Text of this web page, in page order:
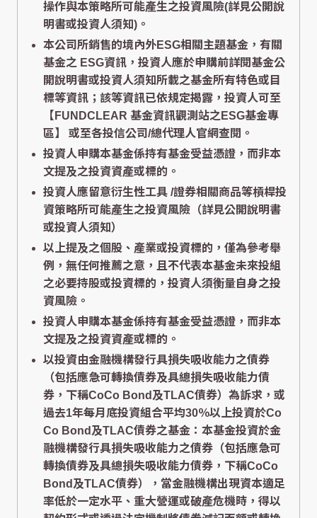
操作與本策略所可能產生之投資風險(詳見公開說
明書或投資人須知)。
本公司所銷售的境內外ESG相關主題基金，有關
基金之 ESG資訊，投資人應於申購前詳閱基金公
開說明書或投資人須知所載之基金所有特色或目
標等資訊；該等資訊已依規定揭露，投資人可至
【FUNDCLEAR 基金資訊觀測站之ESG基金專
區】
或至各投信公司/總代理人官網查閱。
投資人申購本基金係持有基金受益憑證，而非本
文提及之投資資產或標的。
投資人應留意衍生性工具 /證券相關商品等槓桿投
資策略所可能產生之投資風險（詳見公開說明書
或投資人須知）
以上提及之個股、產業或投資標的，僅為參考舉
例，無任何推薦之意，且不代表本基金未來投組
之必要持股或投資標的，投資人須衡量自身之投
資風險。
投資人申購本基金係持有基金受益憑證，而非本
文提及之投資資產或標的。
以投資由金融機構發行具損失吸收能力之債券
（包括應急可轉換債券及具總損失吸收能力債
券，下稱CoCo Bond及TLAC債券）為訴求，或
過去1年每月底投資組合平均30％以上投資於Co
Co Bond及TLAC債券之基金：本基金投資於金
融機構發行具損失吸收能力之債券（包括應急可
轉換債券及具總損失吸收能力債券，下稱CoCo
Bond及TLAC債券），當金融機構出現資本適足
率低於一定水平、重大營運或破產危機時，得以